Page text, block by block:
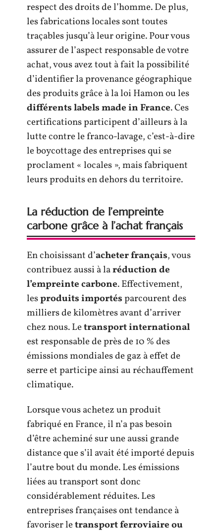
respect des droits de l’homme. De plus,
les fabrications locales sont toutes
traçables jusqu’à leur origine. Pour vous
assurer de l’aspect responsable de votre
achat, vous avez tout à fait la possibilité
d’identifier la provenance géographique
des produits grâce à la loi Hamon ou les
différents labels made in France. Ces
certifications participent d’ailleurs à la
lutte contre le franco-lavage, c’est-à-dire
le boycottage des entreprises qui se
proclament « locales », mais fabriquent
leurs produits en dehors du territoire.
La réduction de l’empreinte
carbone grâce à l’achat français
En choisissant d’acheter français, vous
contribuez aussi à laréduction de
l’empreinte carbone. Effectivement,
lesproduits importésparcourent des
milliers de kilomètres avant d’arriver
chez nous. Letransport international
est responsable de près de 10 % des
émissions mondiales de gaz à effet de
serre et participe ainsi au réchauffement
climatique.
Lorsque vous achetez un produit
fabriqué en France, il n’a pas besoin
d’être acheminé sur une aussi grande
distance que s’il avait été importé depuis
l’autre bout du monde. Les émissions
liées au transport sont donc
considérablement réduites. Les
entreprises françaises ont tendance à
favoriser letransport ferroviaire ou